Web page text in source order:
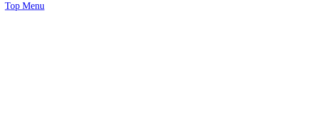
Top Menu